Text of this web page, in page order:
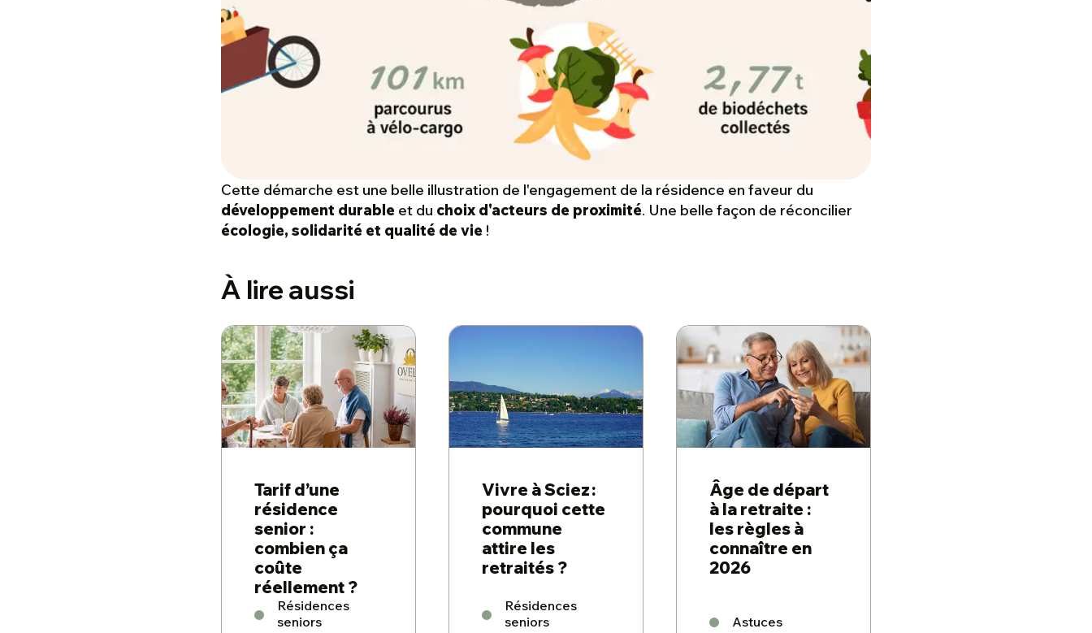
Cette démarche est une belle illustration de l'engagement de la résidence en faveur du
développement durable et du choix d'acteurs de proximité. Une belle façon de réconcilier
écologie, solidarité et qualité de vie !
À lire aussi
Tarif d’une
résidence
senior :
combien ça
coûte
réellement ?
Résidences
seniors
Vivre à Sciez :
pourquoi cette
commune
attire les
retraités ?
Résidences
seniors
Âge de départ
à la retraite :
les règles à
connaître en
2026
Astuces